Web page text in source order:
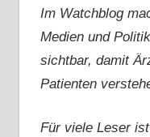
Im Watchblog
Medien und
sichtbar, damit
Patienten
Für viele Leser